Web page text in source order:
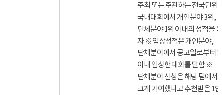
주최 또는 주관하는 전국단위
국내대회에서 개인분야 3위,
단체분야 1위 이내의 성적을
자 ※ 입상성적은 개인분야,
단체분야에서 공고일로부터 1
이내 입상한 대회를 말함 ※
단체분야 신청은 해당 팀에서
크게 기여했다고 추천받은 1